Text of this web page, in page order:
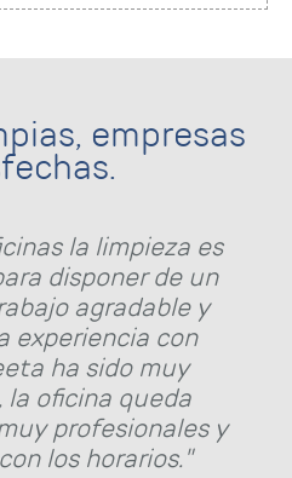
empresas
la limpieza es
disponer de un
agradable y
experiencia con
ha sido muy
oficina queda
profesionales y
los horarios."